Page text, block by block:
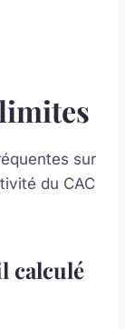
sur
du CAC
calculé